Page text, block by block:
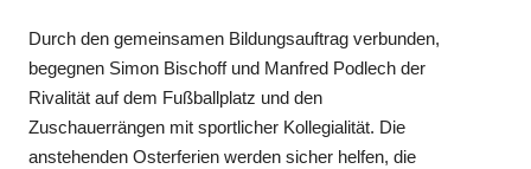
Durch den gemeinsamen Bildungsauftrag verbunden,
begegnen Simon Bischoff und Manfred Podlech der
Rivalität auf dem Fußballplatz und den
Zuschauerrängen mit sportlicher Kollegialität. Die
anstehenden Osterferien werden sicher helfen, die